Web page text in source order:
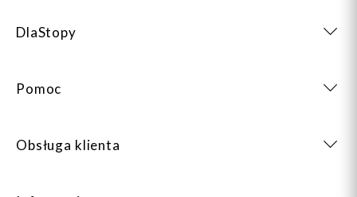
DlaStopy
Pomoc
Obsługa klienta